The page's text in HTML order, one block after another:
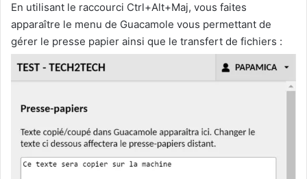
En utilisant le raccourci Ctrl+Alt+Maj, vous faites
apparaître le menu de Guacamole vous permettant de
gérer le presse papier ainsi que le transfert de fichiers :